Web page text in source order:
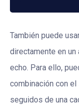
También puede
directamente en un
echo. Para ello,
combinación con
seguidos de una